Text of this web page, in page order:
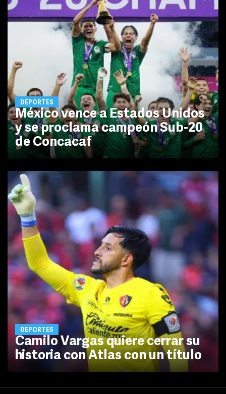
DEPORTES
México vence a Estados Unidos
y se proclama campeón Sub-20
de Concacaf
DEPORTES
Camilo Vargas quiere cerrar su
historia con Atlas con un título